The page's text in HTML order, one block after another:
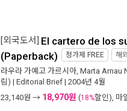
[외국도서] El cartero de los
(Paperback) 정가제 FREE 해
라우라 가예고 가르시아, Marta Arnau
림) | Editorial Brief | 2004년 4월
23,140원 → 18,970원 (18%할인), 마